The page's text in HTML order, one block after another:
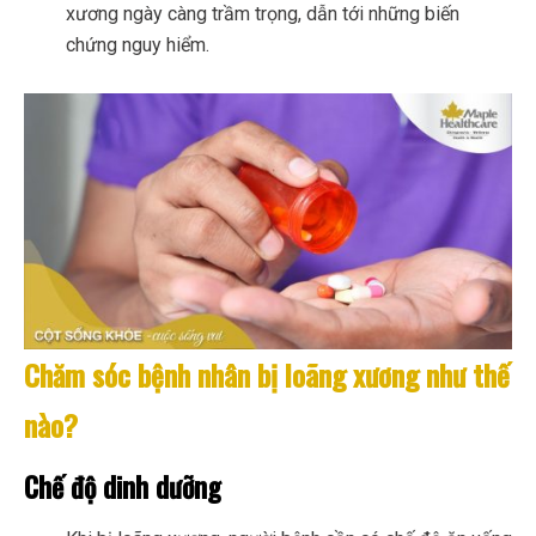
xương ngày càng trầm trọng, dẫn tới những biến
chứng nguy hiểm.
Chăm sóc bệnh nhân bị loãng xương như thế
nào?
Chế độ dinh dưỡng